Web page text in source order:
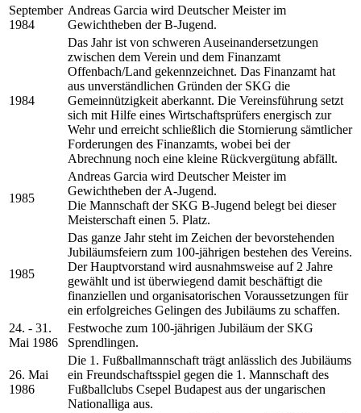
September
1984
Andreas Garcia wird Deutscher Meister im
Gewichtheben der B-Jugend.
1984
Das Jahr ist von schweren Auseinandersetzungen
zwischen dem Verein und dem Finanzamt
Offenbach/Land gekennzeichnet. Das Finanzamt hat
aus unverständlichen Gründen der SKG die
Gemeinnützigkeit aberkannt. Die Vereinsführung setzt
sich mit Hilfe eines Wirtschaftsprüfers energisch zur
Wehr und erreicht schließlich die Stornierung sämtlicher
Forderungen des Finanzamts, wobei bei der
Abrechnung noch eine kleine Rückvergütung abfällt.
1985
Andreas Garcia wird Deutscher Meister im
Gewichtheben der A-Jugend.
Die Mannschaft der SKG B-Jugend belegt bei dieser
Meisterschaft einen 5. Platz.
1985
Das ganze Jahr steht im Zeichen der bevorstehenden
Jubiläumsfeiern zum 100-jährigen bestehen des Vereins.
Der Hauptvorstand wird ausnahmsweise auf 2 Jahre
gewählt und ist überwiegend damit beschäftigt die
finanziellen und organisatorischen Voraussetzungen für
ein erfolgreiches Gelingen des Jubiläums zu schaffen.
24. - 31.
Mai 1986
Festwoche zum 100-jährigen Jubiläum der SKG
Sprendlingen.
26. Mai
1986
Die 1. Fußballmannschaft trägt anlässlich des Jubiläums
ein Freundschaftsspiel gegen die 1. Mannschaft des
Fußballclubs Csepel Budapest aus der ungarischen
Nationalliga aus.